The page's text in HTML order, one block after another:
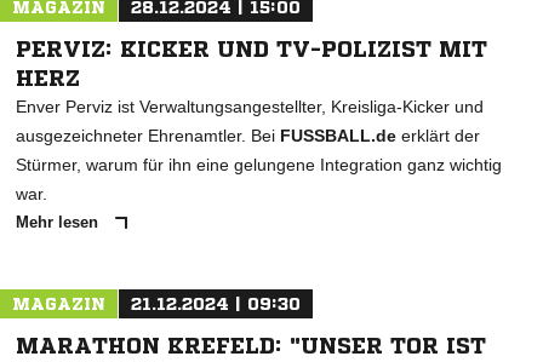
MAGAZIN 28.12.2024 | 15:00
PERVIZ: KICKER UND TV-POLIZIST MIT
HERZ
Enver Perviz ist Verwaltungsangestellter, Kreisliga-Kicker und
ausgezeichneter Ehrenamtler. Bei FUSSBALL.de erklärt der
Stürmer, warum für ihn eine gelungene Integration ganz wichtig
war.
Mehr lesen
MAGAZIN 21.12.2024 | 09:30
MARATHON KREFELD: "UNSER TOR IST